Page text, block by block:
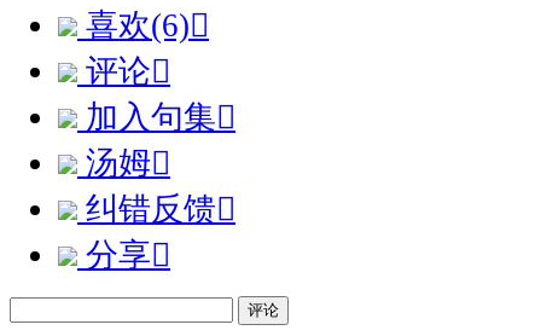
喜欢(6)
评论
加入句集
汤姆
纠错反馈
分享
评论